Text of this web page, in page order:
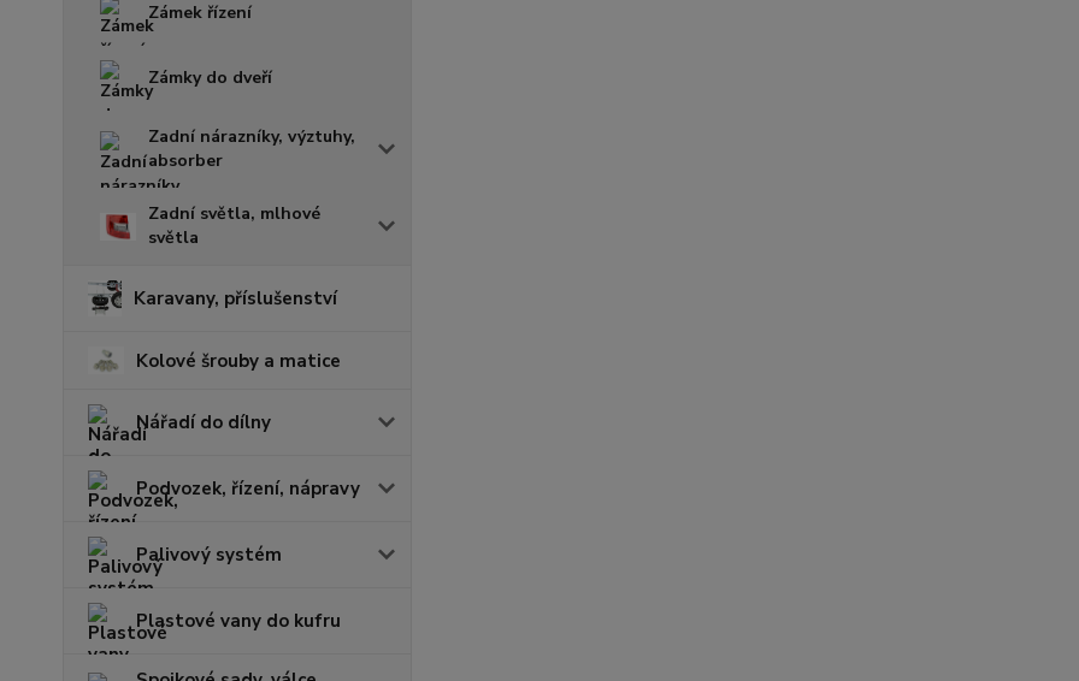
Zámek řízení
Zámky do dveří
Zadní nárazníky, výztuhy,
absorber
Zadní světla, mlhové
světla
Karavany, příslušenství
Kolové šrouby a matice
Nářadí do dílny
Podvozek, řízení, nápravy
Palivový systém
Plastové vany do kufru